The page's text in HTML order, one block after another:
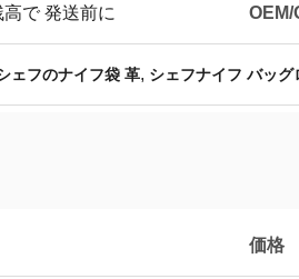
で 発送前に OEM/
ェフのナイフ袋 革, シェフナイフ バッグ
価格